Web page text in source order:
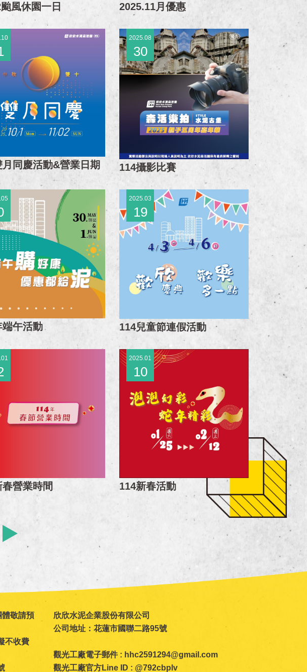
風休園一日 2025.11月優惠
月同慶活動&營業日期
2025.08
30
114攝影比賽
端午活動
2025.03
19
114兒童節連假活動
春營業時間
2025.01
10
114新春活動
敬請預
不收費
欣欣水泥企業股份有限公司
公司地址：花蓮市國聯二路95號
觀光工廠電子郵件 : hhc2591294@gmail.com
觀光工廠官方Line ID : @792cbplv